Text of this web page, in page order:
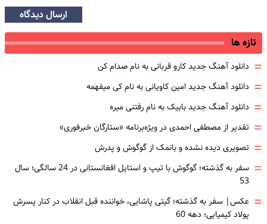
ارسال دیدگاه
تازه ها
= دانلود آهنگ جدید کارو قربانی به نام صدام کن
= دانلود آهنگ جدید امین کاویانی به نام کی میفهمه
= دانلود آهنگ جدید بابیک به نام رفتنی میره
= تقدیر از مصطفی احمدی در ویژه‌برنامه «ستارگان خبرفوری»
= تصویری دیده نشده و بانمک از گوگوش و پدرش
=
سفر به گذشته؛ گوگوش با تیپ و استایل افغانستانی در 24 سالگی؛ سال
53
= عکس| سفر به گذشته؛ گیتی پاشایی، خواننده قبل انقلاب در کنار پسرش
پولاد کیمیایی؛ دهه 60